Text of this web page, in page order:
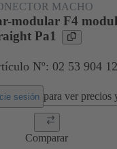
MACHO
modular F4
Pa1
Nº: 02 53 904
sesión para ver precios
Comparar